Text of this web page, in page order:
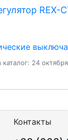
24
Контакты